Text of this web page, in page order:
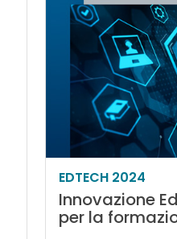
EDTECH 2024
Innovazione
per la